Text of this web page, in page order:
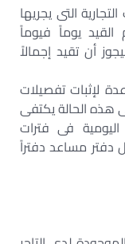
التى يجريها
يوماً فيوماً
أن تقيد إجمالاً
لإثبات تفصيلات
هذه الحالة يكتفى
فى فترات
دفتر مساعد دفتراً